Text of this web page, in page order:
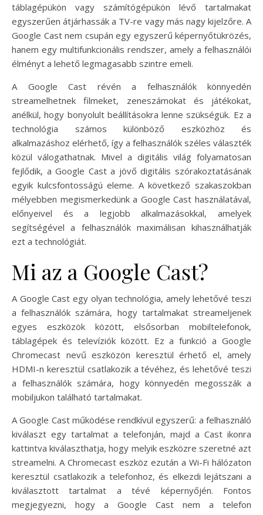
táblagépükön vagy számítógépükön lévő tartalmakat
egyszerűen átjárhassák a TV-re vagy más nagy kijelzőre. A
Google Cast nem csupán egy egyszerű képernyőtükrözés,
hanem egy multifunkcionális rendszer, amely a felhasználói
élményt a lehető legmagasabb szintre emeli.
A Google Cast révén a felhasználók könnyedén
streamelhetnek filmeket, zeneszámokat és játékokat,
anélkül, hogy bonyolult beállításokra lenne szükségük. Ez a
technológia számos különböző eszközhöz és
alkalmazáshoz elérhető, így a felhasználók széles választék
közül válogathatnak. Mivel a digitális világ folyamatosan
fejlődik, a Google Cast a jövő digitális szórakoztatásának
egyik kulcsfontosságú eleme. A következő szakaszokban
mélyebben megismerkedünk a Google Cast használatával,
előnyeivel és a legjobb alkalmazásokkal, amelyek
segítségével a felhasználók maximálisan kihasználhatják
ezt a technológiát.
Mi az a Google Cast?
A Google Cast egy olyan technológia, amely lehetővé teszi
a felhasználók számára, hogy tartalmakat streameljenek
egyes eszközök között, elsősorban mobiltelefonok,
táblagépek és televíziók között. Ez a funkció a Google
Chromecast nevű eszközön keresztül érhető el, amely
HDMI-n keresztül csatlakozik a tévéhez, és lehetővé teszi
a felhasználók számára, hogy könnyedén megosszák a
mobiljukon található tartalmakat.
A Google Cast működése rendkívül egyszerű: a felhasználó
kiválaszt egy tartalmat a telefonján, majd a Cast ikonra
kattintva kiválaszthatja, hogy melyik eszközre szeretné azt
streamelni. A Chromecast eszköz ezután a Wi-Fi hálózaton
keresztül csatlakozik a telefonhoz, és elkezdi lejátszani a
kiválasztott tartalmat a tévé képernyőjén. Fontos
megjegyezni, hogy a Google Cast nem a telefon